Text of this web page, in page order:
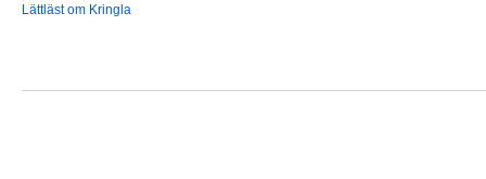
Lättläst om Kringla